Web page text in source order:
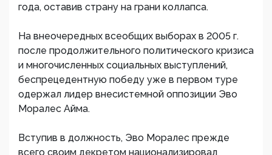
года, оставив страну на грани коллапса.
На внеочередных всеобщих выборах в 2005 г.
после продолжительного политического кризиса
и многочисленных социальных выступлений,
беспрецедентную победу уже в первом туре
одержал лидер внесистемной оппозиции Эво
Моралес Айма.
Вступив в должность, Эво Моралес прежде
всего своим декретом национализировал